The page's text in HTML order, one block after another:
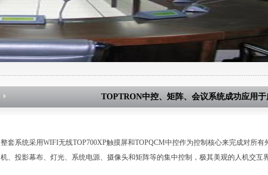
TOPTRON中控、矩阵、会议系统成功应用
整套系统采用WIFI无线TOP700XP触摸屏和TOPQCM中控作为控制核心来完成对所
机、投影幕布、灯光、系统电源、摄像头和矩阵等的集中控制，极其美观的人机交互